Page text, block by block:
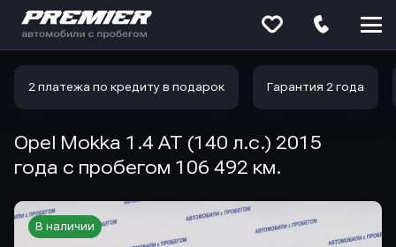
2 платежа по кредиту в подарок Гарантия 2 года
Opel Mokka 1.4 AT (140 л.с.) 2015
года с пробегом 106 492 км.
В наличии